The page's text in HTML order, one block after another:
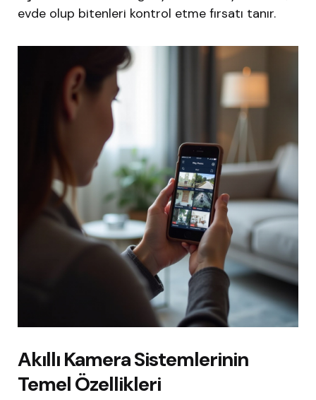
evde olup bitenleri kontrol etme fırsatı tanır.
Akıllı Kamera Sistemlerinin
Temel Özellikleri